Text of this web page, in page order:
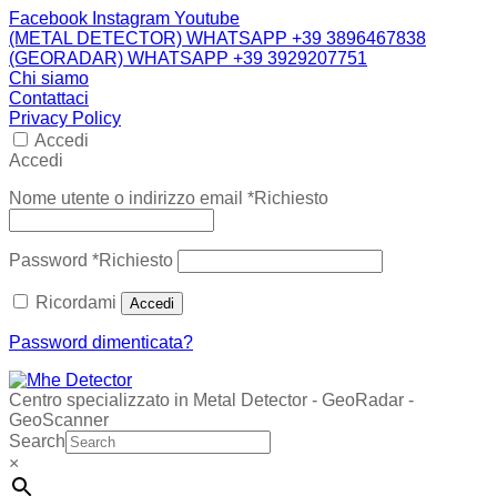
Facebook Instagram Youtube
(METAL DETECTOR) WHATSAPP +39 3896467838
(GEORADAR) WHATSAPP +39 3929207751
Chi siamo
Contattaci
Privacy Policy
Accedi
Accedi
Nome utente o indirizzo email *Richiesto
Password *Richiesto
Ricordami Accedi
Password dimenticata?
Centro specializzato in Metal Detector - GeoRadar -
GeoScanner
Search
×